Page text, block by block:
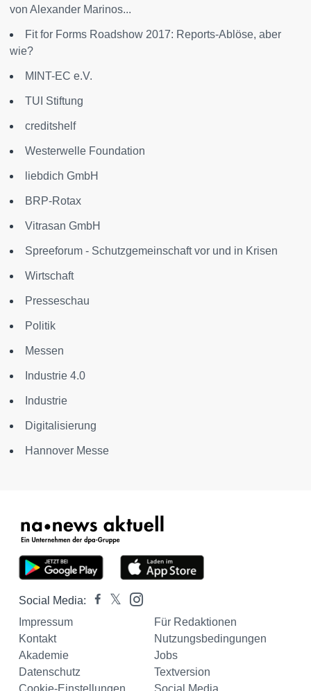
von Alexander Marinos...
Fit for Forms Roadshow 2017: Reports-Ablöse, aber
wie?
MINT-EC e.V.
TUI Stiftung
creditshelf
Westerwelle Foundation
liebdich GmbH
BRP-Rotax
Vitrasan GmbH
Spreeforum - Schutzgemeinschaft vor und in Krisen
Wirtschaft
Presseschau
Politik
Messen
Industrie 4.0
Industrie
Digitalisierung
Hannover Messe
Social Media:
Impressum
Für Redaktionen
Kontakt
Nutzungsbedingungen
Akademie
Jobs
Datenschutz
Textversion